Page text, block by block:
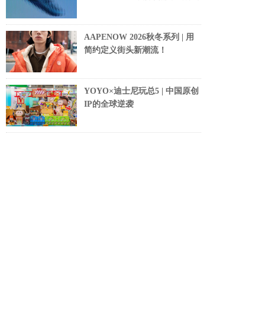
AAPENOW 2026秋冬系列 | 用
简约定义街头新潮流！
YOYO×迪士尼玩总5 | 中国原创
IP的全球逆袭